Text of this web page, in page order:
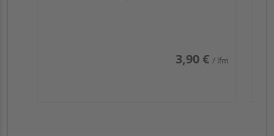
3,90 € / lfm